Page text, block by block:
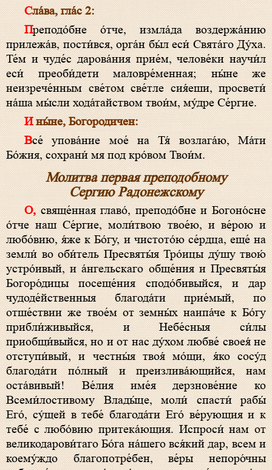
Сла́ва, гла́с 2:
Преподо́бне о́тче, измла́да воздержа́нию
прилежа́в, пости́вся, орга́н бы́л еси́ Свята́го Ду́ха.
Те́м и чуде́с дарова́ния прие́м, челове́ки научи́л
еси́ преоби́дети маловре́менная; ны́не же
неизрече́нным све́том све́тле сия́еши, просвети́
на́ша мы́сли хода́тайством твои́м, му́дре Се́ргие.
И ны́не, Богородичен:
Все́ упова́ние мое́ на Тя́ возлага́ю, Ма́ти
Бо́жия, сохрани́ мя под кро́вом Твои́м.
Молитва первая преподобному
Сергию Радонежскому
О, свяще́нная главо́, преподо́бне и Богоно́сне
о́тче наш Се́ргие, моли́твою твое́ю, и ве́рою и
любо́вию, я́же к Бо́гу, и чистото́ю се́рдца, еще́ на
земли́ во оби́тель Пресвяты́я Тро́ицы ду́шу твою́
устро́ивый, и а́нгельскаго обще́ния и Пресвяты́я
Богоро́дицы посеще́ния сподо́бивыйся, и дар
чудоде́йственныя благода́ти прие́мый, по
отше́ствии же твое́м от земны́х наипа́че к Бо́гу
прибли́живыйся, и Небе́сныя си́лы
приобщи́выйся, но и от нас ду́хом любве́ своея́ не
отступи́вый, и честны́я твоя́ мо́щи, я́ко сосу́д
благода́ти по́лный и преизлива́ющийся, нам
оста́вивый! Ве́лия име́я дерзнове́ние ко
Всеми́лостивому Влады́це, моли́ спасти́ рабы́
Его́, су́щей в тебе́ благода́ти Его́ ве́рующия и к
тебе́ с любо́вию притека́ющия. Испроси́ нам от
великодарови́таго Бо́га на́шего вся́кий дар, всем и
коему́ждо благопотре́бен, ве́ры непоро́чны